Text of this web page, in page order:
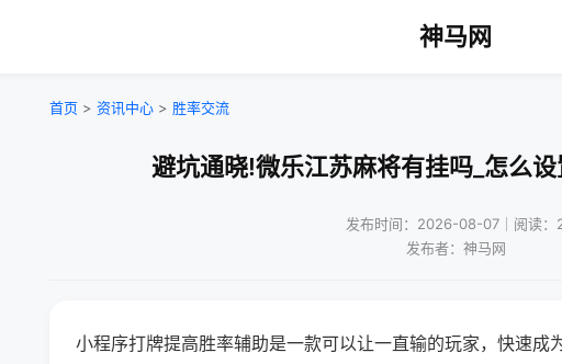
神马网
首页 > 资讯中心 > 胜率交流
避坑通晓!微乐江苏麻将有挂吗_怎么
发布时间：2026-08-07｜阅读：
发布者：神马网
小程序打牌提高胜率辅助是一款可以让一直输的玩家，快速成